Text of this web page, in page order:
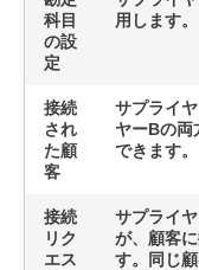
科目
の設
定
用します。
接続
され
た顧
客
サプライ
ヤーBの両
できます。
接続
リク
エス
サプライ
が、顧客
す。同じ